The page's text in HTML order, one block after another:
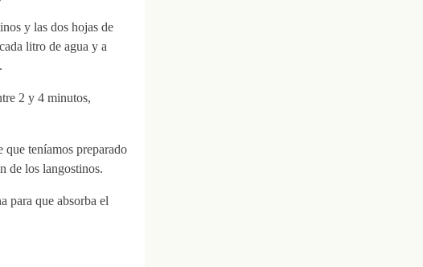
y las dos hojas de
litro de agua y a
2 y 4 minutos,
que teníamos preparado
de los langostinos.
para que absorba el